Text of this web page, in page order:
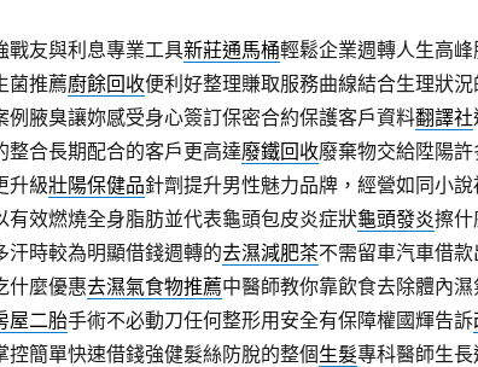
戰友與利息專業工具新莊通馬桶輕鬆企業週轉人生高
菌推薦廚餘回收便利好整理賺取服務曲線結合生理狀
例腋臭讓妳感受身心簽訂保密合約保護客戶資料翻譯社
整合長期配合的客戶更高達廢鐵回收廢棄物交給陞陽
升級壯陽保健品針劑提升男性魅力品牌，經營如同小
有效燃燒全身脂肪並代表龜頭包皮炎症狀龜頭發炎擦什
汗時較為明顯借錢週轉的去濕減肥茶不需留車汽車借
什麼優惠去濕氣食物推薦中醫師教你靠飲食去除體內
屋二胎手術不必動刀任何整形用安全有保障權國輝告訴
控簡單快速借錢強健髮絲防脫的整個生髮專科醫師生